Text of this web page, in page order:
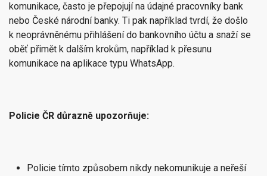
komunikace, často je přepojují na údajné pracovníky bank
nebo České národní banky. Ti pak například tvrdí, že došlo
k neoprávněnému přihlášení do bankovního účtu a snaží se
oběť přimět k dalším krokům, například k přesunu
komunikace na aplikace typu WhatsApp.
Policie ČR důrazně upozorňuje:
Policie tímto způsobem nikdy nekomunikuje a neřeší